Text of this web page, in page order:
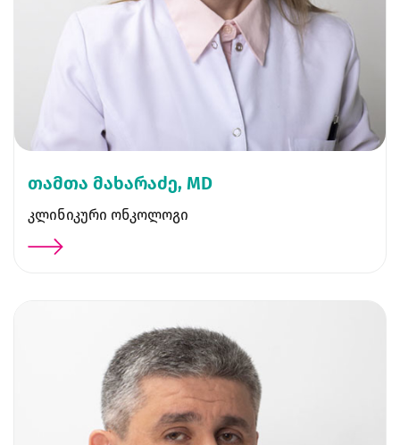
თამთა მახარაძე, MD
კლინიკური ონკოლოგი